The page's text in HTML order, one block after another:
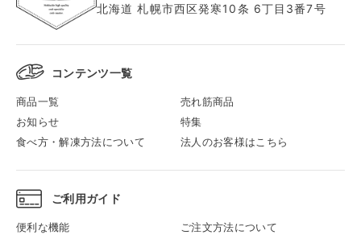
北海道 札幌市西区発寒10条 6丁目3番7号
コンテンツ一覧
商品一覧
売れ筋商品
お知らせ
特集
食べ方・解凍方法について
法人のお客様はこちら
ご利用ガイド
便利な機能
ご注文方法について